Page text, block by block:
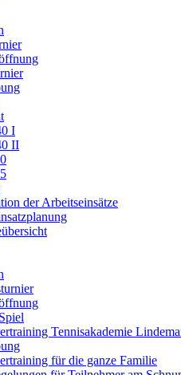
I
II
der Arbeitseinsätze
Tennisakademie
für die ganze Familie